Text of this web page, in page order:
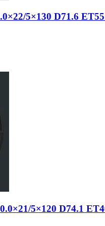
5×130 D71.6
5×120 D74.1